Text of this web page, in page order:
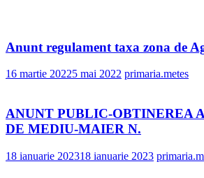
Anunt regulament taxa zona de
16 martie 20225 mai 2022 primaria.metes
ANUNT PUBLIC-OBTINEREA
DE MEDIU-MAIER N.
18 ianuarie 202318 ianuarie 2023